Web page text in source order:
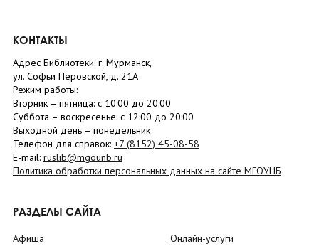
КОНТАКТЫ
Адрес Библиотеки: г. Мурманск,
ул. Софьи Перовской, д. 21А
Режим работы:
Вторник – пятница: с 10:00 до 20:00
Суббота – воскресенье: c 12:00 до 20:00
Выходной день – понедельник
Телефон для справок: +7 (8152) 45-08-58
E-mail: ruslib@mgounb.ru
Политика обработки персональных данных на сайте МГОУНБ
РАЗДЕЛЫ САЙТА
Афиша
Онлайн-услуги